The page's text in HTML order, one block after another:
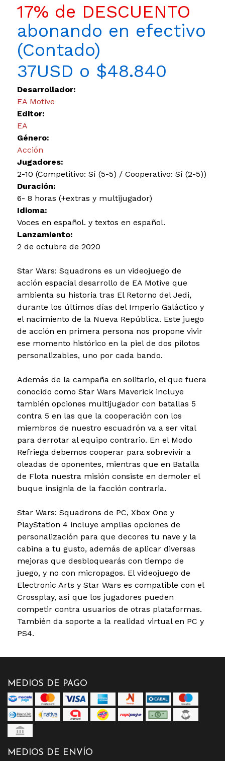
17% de DESCUENTO
abonando en efectivo
(Contado)
37USD o $48.840
Desarrollador:
EA Motive
Editor:
EA
Género:
Acción
Jugadores:
2-10 (Competitivo: Sí (5-5) / Cooperativo: Sí (2-5))
Duración:
6- 8 horas (+extras y multijugador)
Idioma:
Voces en español. y textos en español.
Lanzamiento:
2 de octubre de 2020
Star Wars: Squadrons es un videojuego de
acción espacial desarrollo de EA Motive que
ambienta su historia tras El Retorno del Jedi,
durante los últimos días del Imperio Galáctico y
el nacimiento de la Nueva República. Este juego
de acción en primera persona nos propone vivir
ese momento histórico en la piel de dos pilotos
personalizables, uno por cada bando.
Además de la campaña en solitario, el que fuera
conocido como Star Wars Maverick incluye
también opciones multijugador con batallas 5
contra 5 en las que la cooperación con los
miembros de nuestro escuadrón va a ser vital
para derrotar al equipo contrario. En el Modo
Refriega debemos cooperar para sobrevivir a
oleadas de oponentes, mientras que en Batalla
de Flota nuestra misión consiste en demoler el
buque insignia de la facción contraria.
Star Wars: Squadrons de PC, Xbox One y
PlayStation 4 incluye amplias opciones de
personalización para que decores tu nave y la
cabina a tu gusto, además de aplicar diversas
mejoras que desbloquearás con tiempo de
juego, y no con micropagos. El videojuego de
Electronic Arts y Star Wars es compatible con el
Crossplay, así que los jugadores pueden
competir contra usuarios de otras plataformas.
También da soporte a la realidad virtual en PC y
PS4.
MEDIOS DE PAGO
MEDIOS DE ENVÍO